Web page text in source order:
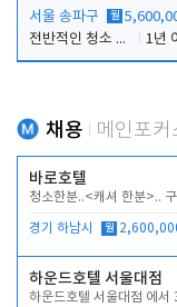
서울 송파구 월
전반적인 청소 업무(객실청소.객실정리)
1년
채용 메인포커
바로호텔
청소한분..<캐셔 한분>..
경기 하남시 월
하운드호텔 서울대점
하운드호텔 서울대점 에서